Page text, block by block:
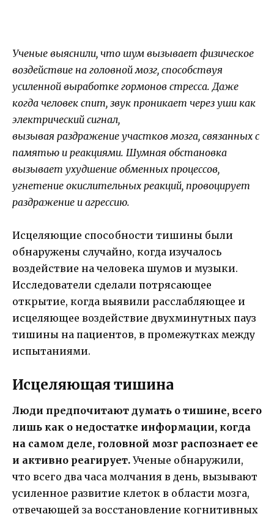
Ученые выяснили, что шум вызывает физическое
воздействие на головной мозг, способствуя
усиленной выработке гормонов стресса. Даже
когда человек спит, звук проникает через уши как
электрический сигнал,
вызывая раздражение участков мозга, связанных с
памятью и реакциями. Шумная обстановка
вызывает ухудшение обменных процессов,
угнетение окислительных реакций, провоцирует
раздражение и агрессию.
Исцеляющие способности тишины были
обнаружены случайно, когда изучалось
воздействие на человека шумов и музыки.
Исследователи сделали потрясающее
открытие, когда выявили расслабляющее и
исцеляющее воздействие двухминутных пауз
тишины на пациентов, в промежутках между
испытаниями.
Исцеляющая тишина
Люди предпочитают думать о тишине, всего
лишь как о недостатке информации, когда
на самом деле, головной мозг распознает ее
и активно реагирует. Ученые обнаружили,
что всего два часа молчания в день, вызывают
усиленное развитие клеток в области мозга,
отвечающей за восстановление когнитивных